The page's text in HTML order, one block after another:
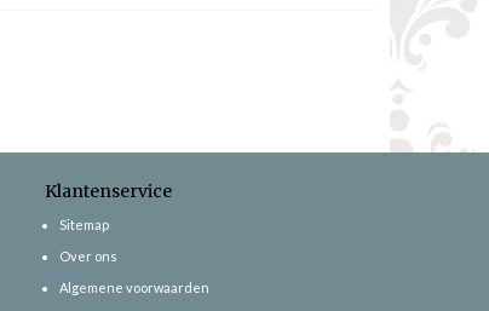
Klantenservice
Sitemap
Over ons
Algemene voorwaarden